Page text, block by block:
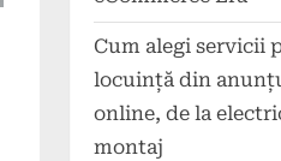
Cum alegi servicii
locuință din
online, de la
montaj